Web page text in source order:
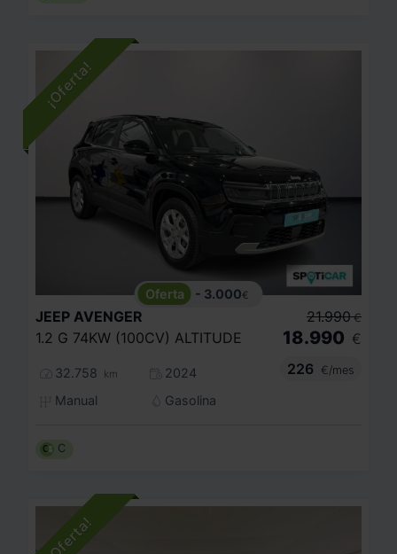
- 3.000€
JEEP AVENGER
1.2 G 74KW (100CV) ALTITUDE
32.758 km
2024
Manual
Gasolina
21.990 €
18.990 €
226
€/mes
C